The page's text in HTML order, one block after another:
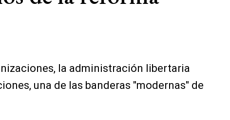
la administración libertaria
una de las banderas "modernas" de